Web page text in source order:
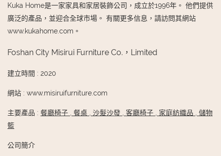
Kuka Home是一家家具和家居裝飾公司，成立於1996年。 他們提供
廣泛的產品，並迎合全球市場。 有關更多信息，請訪問其網站
www.kukahome.com。
Foshan City Misirui Furniture Co.，Limited
建立時間 : 2020
網站 : www.misiruifurniture.com
主要產品 : 餐廳椅子 餐桌 沙髮沙發 客廳椅子 家庭紡織品
儲物
籃
公司簡介